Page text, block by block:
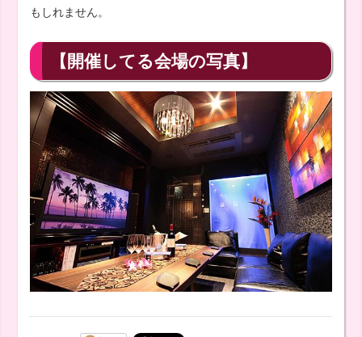
もしれません。
【開催してる会場の写真】